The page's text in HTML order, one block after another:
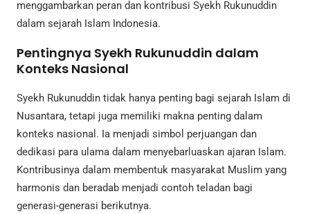
menggambarkan peran dan kontribusi Syekh Rukunuddin
dalam sejarah Islam Indonesia.
Pentingnya Syekh Rukunuddin dalam
Konteks Nasional
Syekh Rukunuddin tidak hanya penting bagi sejarah Islam di
Nusantara, tetapi juga memiliki makna penting dalam
konteks nasional. Ia menjadi simbol perjuangan dan
dedikasi para ulama dalam menyebarluaskan ajaran Islam.
Kontribusinya dalam membentuk masyarakat Muslim yang
harmonis dan beradab menjadi contoh teladan bagi
generasi-generasi berikutnya.